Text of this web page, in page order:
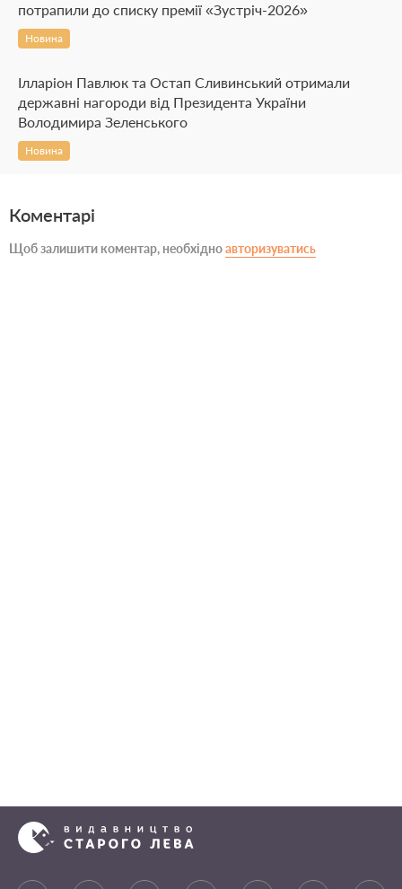
потрапили до списку премії «Зустріч-2026»
Новина
Ілларіон Павлюк та Остап Сливинський отримали
державні нагороди від Президента України
Володимира Зеленського
Новина
Коментарі
Щоб залишити коментар, необхідноавторизуватись